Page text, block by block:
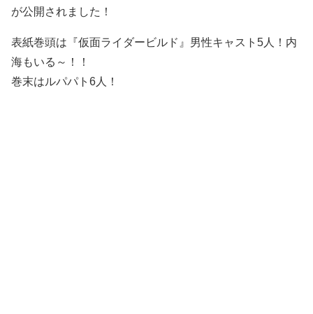
が公開されました！
表紙巻頭は『仮面ライダービルド』男性キャスト5人！内
海もいる～！！
巻末はルパパト6人！